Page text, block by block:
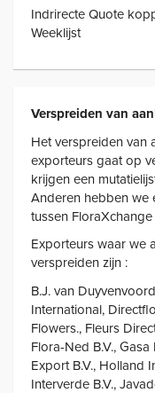
Indrirecte Quote
Weeklijst
Verspreiden van
Het verspreiden van
exporteurs gaat op
krijgen een
Anderen hebben we
tussen
Exporteurs waar we
verspreiden zijn :
B.J. van
International,
Flowers., Fleurs
Flora-Ned B.V.,
Export B.V., Holland
Interverde B.V.,